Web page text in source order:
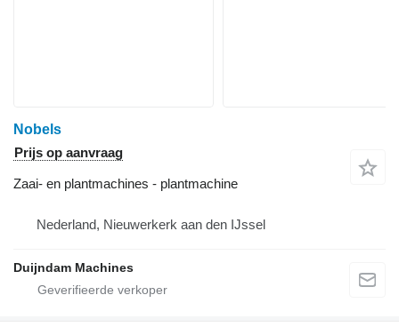
Nobels
Prijs op aanvraag
Zaai- en plantmachines - plantmachine
Nederland, Nieuwerkerk aan den IJssel
Duijndam Machines